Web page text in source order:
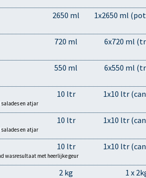
2650 ml 1x2650 ml
720 ml 6x720 ml
550 ml 6x550 ml
10 ltr 1x10 ltr
en atjar
10 ltr 1x10 ltr
en atjar
10 ltr 1x10 ltr
wasresultaat met heerlijke geur
2 kg 1 x